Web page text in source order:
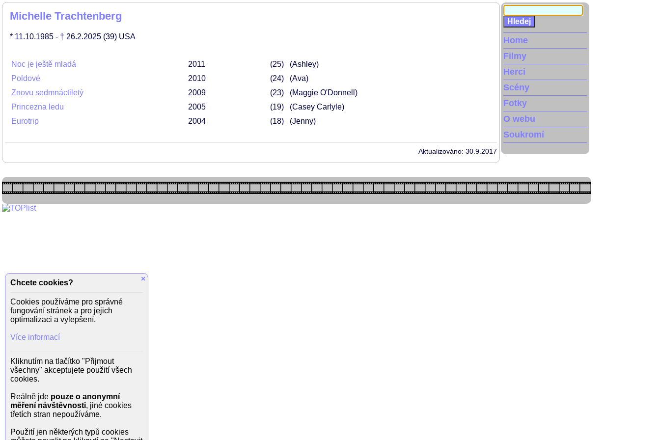
Michelle Trachtenberg
* 11.10.1985 - † 26.2.2025 (39) USA
Noc je ještě mladá 2011 25
(Ashley)
Poldové
2010 24
(Ava)
Znovu sedmnáctiletý
2009 23
(Maggie O'Donnell)
Princezna ledu
2005 19
(Casey Carlyle)
Eurotrip
2004 18 (Jenny)
Aktualizováno: 30.9.2017
Home
Filmy
Herci
Scény
Fotky
O webu
Soukromí
×
Chcete cookies?
Cookies používáme pro správné
fungování stránek a pro jejich
optimalizaci a vylepšení.
Více informací
Kliknutím na tlačítko "Přijmout
všechny" akceptujete použití všech
cookies.
Reálně jde pouze o anonymní
měření návštěvnosti, jiné cookies
třetích stran nepoužíváme.
Použití jen některých typů cookies